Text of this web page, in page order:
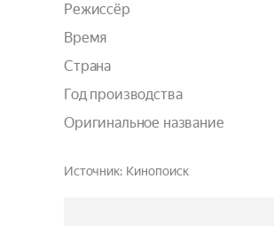
Режиссёр
Время
Страна
Год производства
Оригинальное название
Источник Кинопоиск